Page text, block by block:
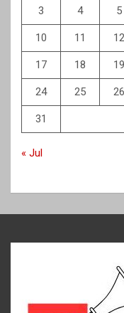
3 4 5
10 11 12
17 18 19
24 25 26
31
« Jul